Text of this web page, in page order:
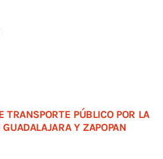
TRANSPORTE PÚBLICO POR LA
Y ZAPOPAN